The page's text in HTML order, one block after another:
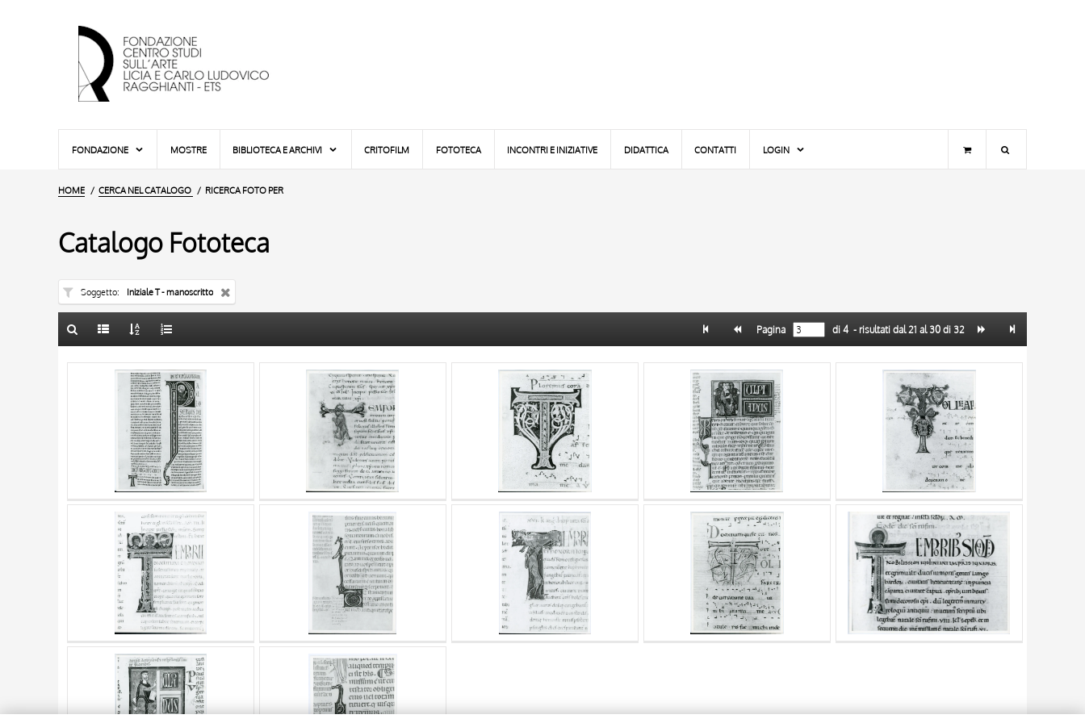
FONDAZIONE MOSTRE BIBLIOTECA E ARCHIVI CRITOFILM FOTOTECA INCONTRI E INIZIATIVE DIDATTICA CONTATTI LOGIN
HOME CERCA NEL CATALOGO RICERCA FOTO PER
Catalogo Fototeca
Soggetto Iniziale T - manoscritto
AUTORE
ARTISTA
MATERIA E TECNICA
DATA
10 RISULTATI
20 RISULTATI
Pagina di 4 - risultati dal21 al 30di 32
TITOLO
AUTORE